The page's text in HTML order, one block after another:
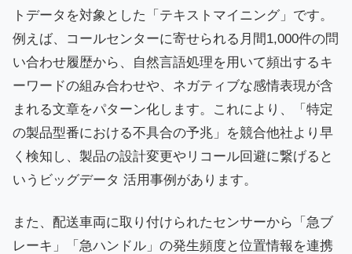
トデータを対象とした「テキストマイニング」です。
例えば、コールセンターに寄せられる月間1,000件の問
い合わせ履歴から、自然言語処理を用いて頻出するキ
ーワードの組み合わせや、ネガティブな感情表現が含
まれる文章をパターン化します。これにより、「特定
の製品型番における不具合の予兆」を競合他社より早
く検知し、製品の設計変更やリコール回避に繋げると
いうビッグデータ 活用事例があります。
また、配送車両に取り付けられたセンサーから「急ブ
レーキ」「急ハンドル」の発生頻度と位置情報を連携